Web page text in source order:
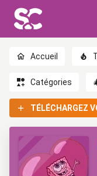
Accueil
Catégories
TÉLÉCHARGEZ